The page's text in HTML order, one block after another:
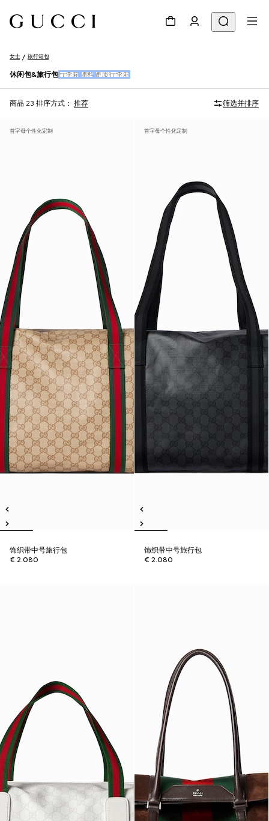
女士 旅行箱包
休闲包&旅行包行李箱 辅料 硬质行李箱
商品 23 排序方式： 推荐 筛选并排序
首字母个性化定制
饰织带中号旅行包
€ 2.080
首字母个性化定制
饰织带中号旅行包
€ 2.080